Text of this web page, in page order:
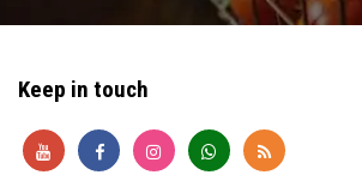
Keep in touch